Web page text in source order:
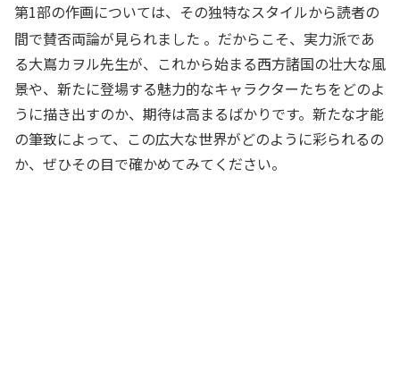
第1部の作画については、その独特なスタイルから読者の
間で賛否両論が見られました 。だからこそ、実力派であ
る大嶌カヲル先生が、これから始まる西方諸国の壮大な風
景や、新たに登場する魅力的なキャラクターたちをどのよ
うに描き出すのか、期待は高まるばかりです。新たな才能
の筆致によって、この広大な世界がどのように彩られるの
か、ぜひその目で確かめてみてください。